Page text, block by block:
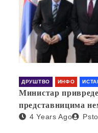
ДРУШТВО ИНФО
Министар
представницима
отварању фабрике
4 Years Ago